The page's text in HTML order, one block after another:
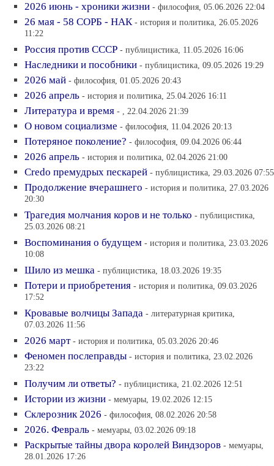
2026 июнь - хроники жизни - философия, 05.06.2026 22:04
26 мая - 58 СОРБ - НАК - история и политика, 26.05.2026
11:22
Россия против СССР - публицистика, 11.05.2026 16:06
Наследники и пособники - публицистика, 09.05.2026 19:29
2026 май - философия, 01.05.2026 20:43
2026 апрель - история и политика, 25.04.2026 16:11
Литература и время - , 22.04.2026 21:39
О новом социализме - философия, 11.04.2026 20:13
Потеряное поколение? - философия, 09.04.2026 06:44
2026 апрель - история и политика, 02.04.2026 21:00
Credo премудрых пескарей - публицистика, 29.03.2026 07:55
Продолжение вчерашнего - история и политика, 27.03.2026
20:30
Трагедия молчания коров и не только - публицистика,
25.03.2026 08:21
Воспоминания о будущем - история и политика, 23.03.2026
10:08
Шило из мешка - публицистика, 18.03.2026 19:35
Потери и приобретения - история и политика, 09.03.2026
17:52
Кровавые волчицы Запада - литературная критика,
07.03.2026 11:56
2026 март - история и политика, 05.03.2026 20:46
Феномен послеправды - история и политика, 23.02.2026
23:22
Получим ли ответы? - публицистика, 21.02.2026 12:51
Истории из жизни - мемуары, 19.02.2026 12:15
Склерозник 2026 - философия, 08.02.2026 20:58
2026. Февраль - мемуары, 03.02.2026 09:18
Раскрытые тайны двора королей Виндзоров - мемуары,
28.01.2026 17:26